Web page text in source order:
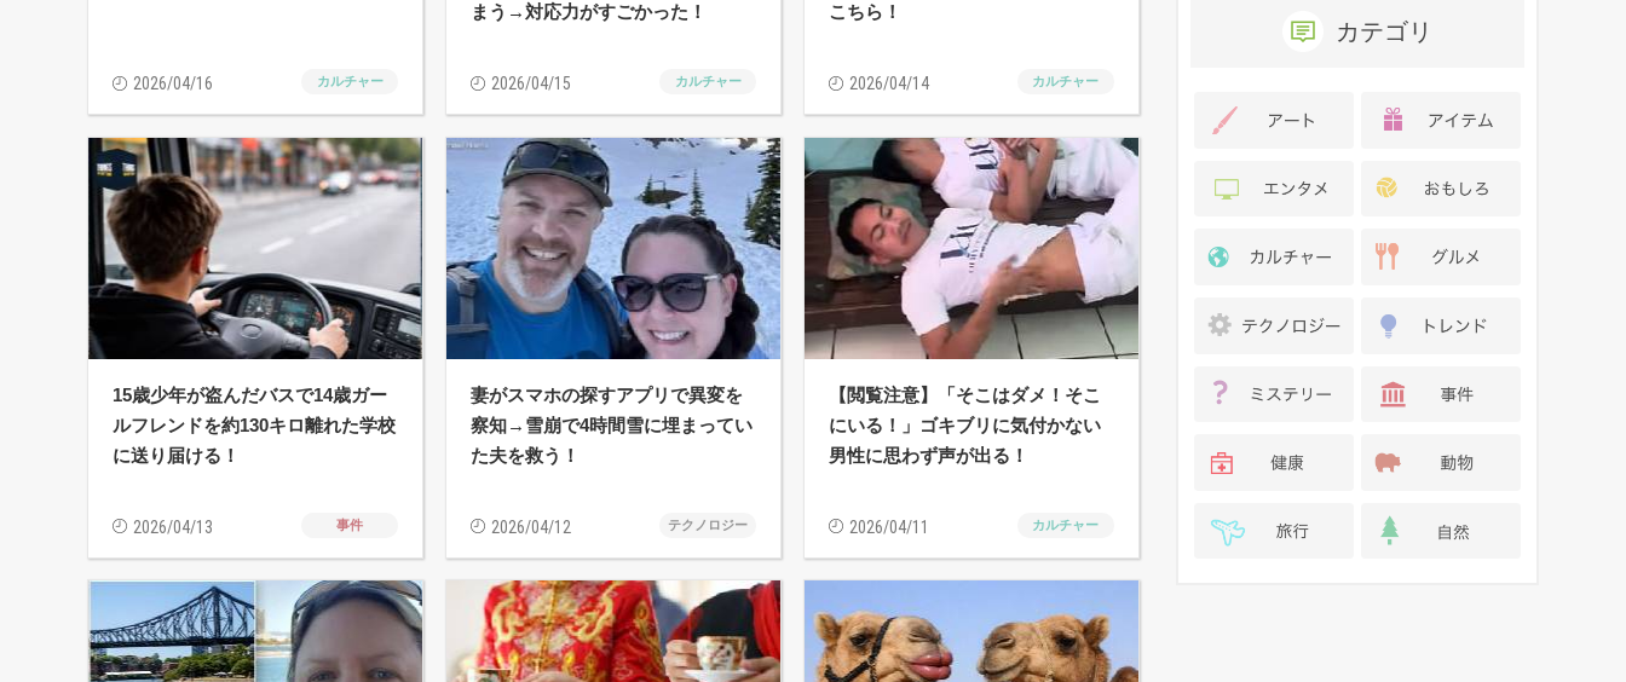
2026/04/16 カルチャー
まう→対応力がすごかった！
2026/04/15 カルチャー
こちら！
2026/04/14 カルチャー
15歳少年が盗んだバスで14歳ガー
ルフレンドを約130キロ離れた学校
に送り届ける！
2026/04/13 事件
妻がスマホの探すアプリで異変を
察知→雪崩で4時間雪に埋まってい
た夫を救う！
2026/04/12 テクノロジー
【閲覧注意】「そこはダメ！そこ
にいる！」ゴキブリに気付かない
男性に思わず声が出る！
2026/04/11 カルチャー
カテゴリ